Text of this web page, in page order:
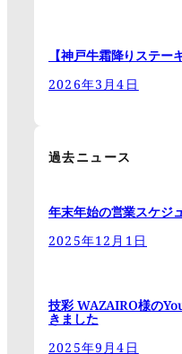
【神戸牛霜降りステー
2026年3月4日
過去ニュース
年末年始の営業スケジ
2025年12月1日
技彩 WAZAIRO様の
きました
2025年9月4日